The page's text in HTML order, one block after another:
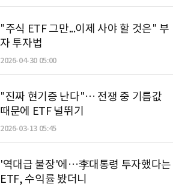
"주식 ETF 그만...이제 사야 할 것은" 부
자 투자법
2026-04-30 05:00
"진짜 현기증 난다"… 전쟁 중 기름값
때문에 ETF 널뛰기
2026-03-13 05:45
'역대급 불장'에…李대통령 투자했다는
ETF, 수익률 봤더니